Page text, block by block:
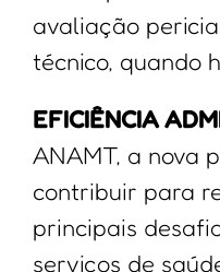
avaliação
técnico, quando
EFICIÊNCIA
ANAMT, a nova
contribuir para
principais
serviços de